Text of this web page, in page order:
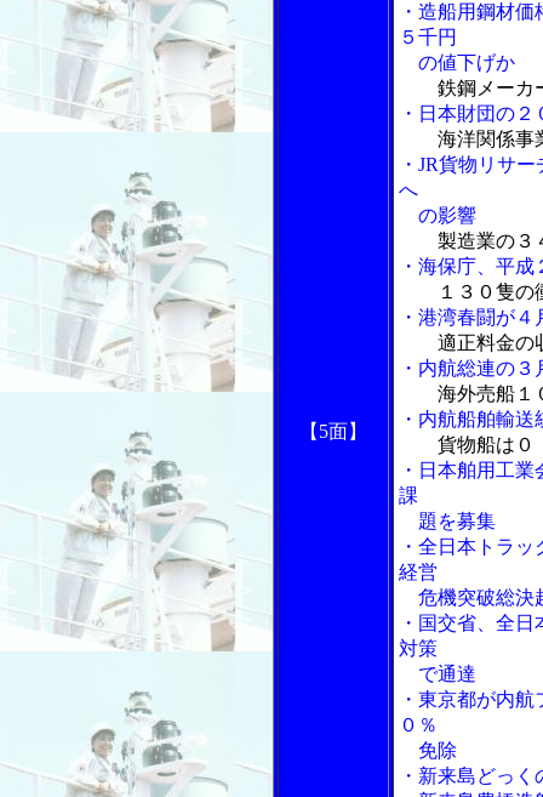
【5面】
・造船用鋼材
５千円
の値下げか
鉄鋼メーカ
・日本財団の
海洋関係事
・JR貨物リサ
へ
の影響
製造業の３
・海保庁、平
１３０隻
・港湾春闘が
適正料金の
・内航総連の
海外売船１
・内航船舶輸
貨物船は０
・日本舶用工
課
題を募集
・全日本トラ
経営
危機突破総決
・国交省、全
対策
で通達
・東京都が内
０％
免除
・新来島どっ